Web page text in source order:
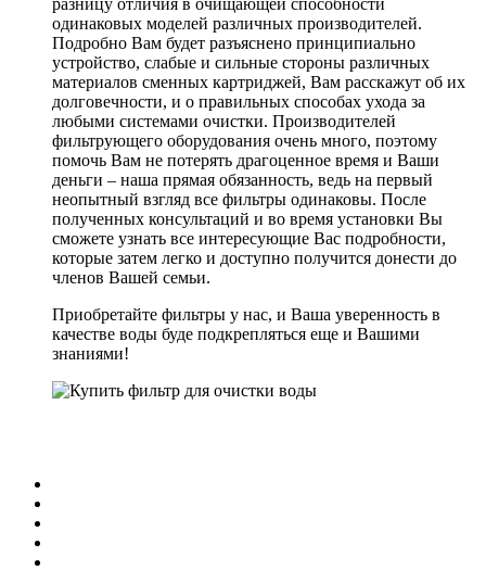
разницу отличия в очищающей способности
одинаковых моделей различных производителей.
Подробно Вам будет разъяснено принципиально
устройство, слабые и сильные стороны различных
материалов сменных картриджей, Вам расскажут об их
долговечности, и о правильных способах ухода за
любыми системами очистки. Производителей
фильтрующего оборудования очень много, поэтому
помочь Вам не потерять драгоценное время и Ваши
деньги – наша прямая обязанность, ведь на первый
неопытный взгляд все фильтры одинаковы. После
полученных консультаций и во время установки Вы
сможете узнать все интересующие Вас подробности,
которые затем легко и доступно получится донести до
членов Вашей семьи.
Приобретайте фильтры у нас, и Ваша уверенность в
качестве воды буде подкрепляться еще и Вашими
знаниями!